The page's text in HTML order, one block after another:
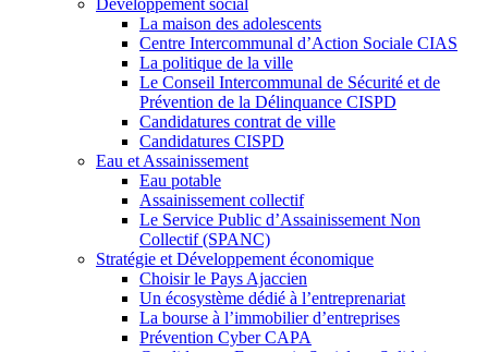
Développement social
La maison des adolescents
Centre Intercommunal d’Action Sociale CIAS
La politique de la ville
Le Conseil Intercommunal de Sécurité et de
Prévention de la Délinquance CISPD
Candidatures contrat de ville
Candidatures CISPD
Eau et Assainissement
Eau potable
Assainissement collectif
Le Service Public d’Assainissement Non
Collectif (SPANC)
Stratégie et Développement économique
Choisir le Pays Ajaccien
Un écosystème dédié à l’entreprenariat
La bourse à l’immobilier d’entreprises
Prévention Cyber CAPA